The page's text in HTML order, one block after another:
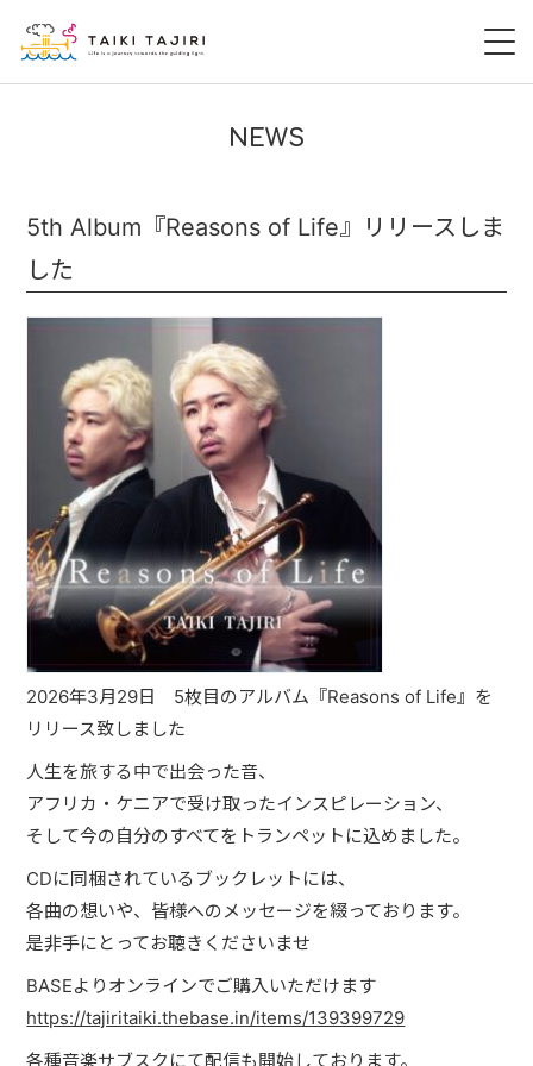
桃尻大喜
暁 AKATSUKI
LIVE
DISCOGRAPHY
VIDEO
JUST ONE WORLD PROJECT
CONTACT
NEWS
5th Album『Reasons of Life』リリースしま
した
2026年3月29日 5枚目のアルバム『Reasons of Life』を
リリース致しました
人生を旅する中で出会った音、
アフリカ・ケニアで受け取ったインスピレーション、
そして今の自分のすべてをトランペットに込めました。
CDに同梱されているブックレットには、
各曲の想いや、皆様へのメッセージを綴っております。
是非手にとってお聴きくださいませ
BASEよりオンラインでご購入いただけます
https://tajiritaiki.thebase.in/items/139399729
各種音楽サブスクにて配信も開始しております。